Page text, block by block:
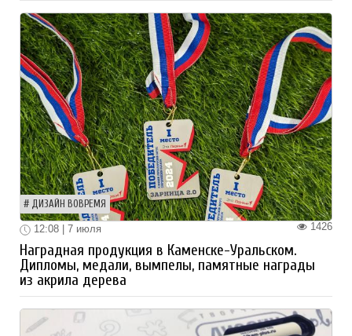
ДИЗАЙН ВОВРЕМЯ
1426
12:08 | 7 июля
Наградная продукция в Каменске-Уральском.
Дипломы, медали, вымпелы, памятные награды
из акрила дерева